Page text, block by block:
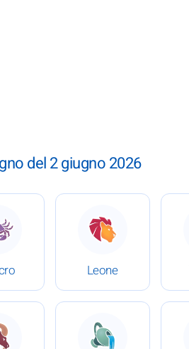
del 2 giugno 2026
giugno 2026
: Oroscopo completo del 2 giugno 2026
Leone
: Oroscopo
giugno 2026completo del 2 giugno 2026
: Oroscopo